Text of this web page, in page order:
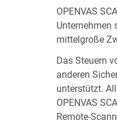
OPENVAS
Unternehmen
mittelgroße
Das Steuern
anderen
unterstützt.
OPENVAS
Remote-